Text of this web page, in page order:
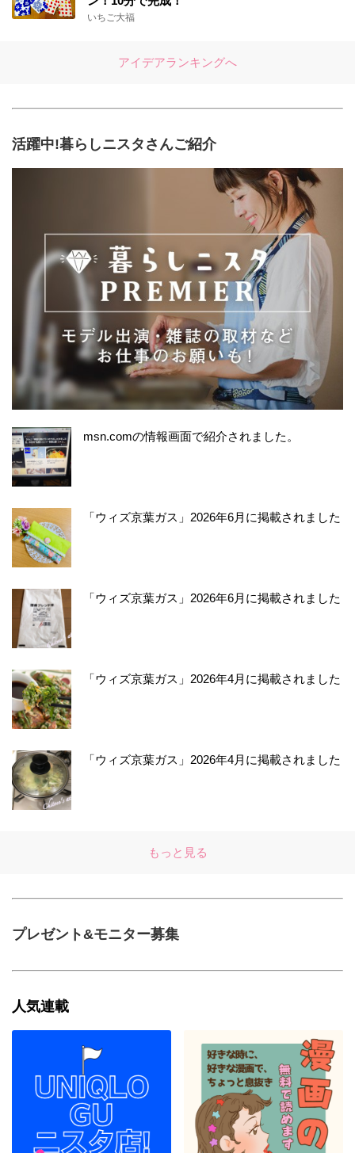
いちご大福
アイデアランキングへ
活躍中!暮らしニスタさんご紹介
msn.comの情報画面で紹介されました。
「ウィズ京葉ガス」2026年6月に掲載されました
「ウィズ京葉ガス」2026年6月に掲載されました
「ウィズ京葉ガス」2026年4月に掲載されました
「ウィズ京葉ガス」2026年4月に掲載されました
もっと見る
プレゼント&モニター募集
人気連載